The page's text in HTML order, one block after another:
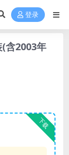
登录
含2003年
下载